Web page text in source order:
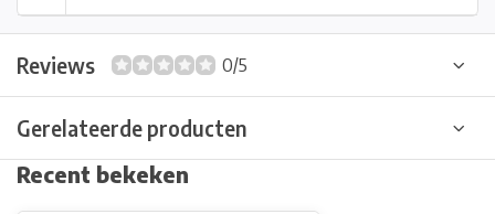
Reviews 0/5
Gerelateerde producten
Recent bekeken